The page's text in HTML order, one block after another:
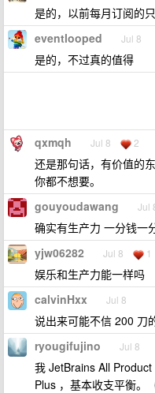
是的，以前每月订阅的
eventlooped Jul 8
是的，不过真的值得
qxmqh Jul 8 2
还是那句话，有价值的
你都不想要。
gouyoudawang Jul
确实有生产力 一分钱一
yjw06282 Jul 8 1
娱乐和生产力能一样吗
calvinHxx Jul 8
说出来可能不信 200 刀
ryougifujino Jul 8
我 JetBrains All
Plus ，基本收支平衡。